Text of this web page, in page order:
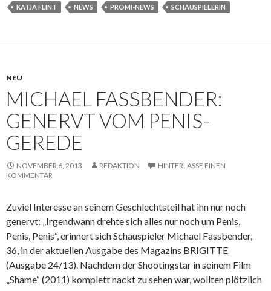
KATJA FLINT NEWS PROMI-NEWS SCHAUSPIELERIN
NEU
MICHAEL FASSBENDER:
GENERVT VOM PENIS-
GEREDE
NOVEMBER 6, 2013 REDAKTION
HINTERLASSE EINEN
KOMMENTAR
Zuviel Interesse an seinem Geschlechtsteil hat ihn nur noch
genervt: „Irgendwann drehte sich alles nur noch um Penis,
Penis, Penis“, erinnert sich Schauspieler Michael Fassbender,
36, in der aktuellen Ausgabe des Magazins BRIGITTE
(Ausgabe 24/13). Nachdem der Shootingstar in seinem Film
„Shame“ (2011) komplett nackt zu sehen war, wollten plötzlich